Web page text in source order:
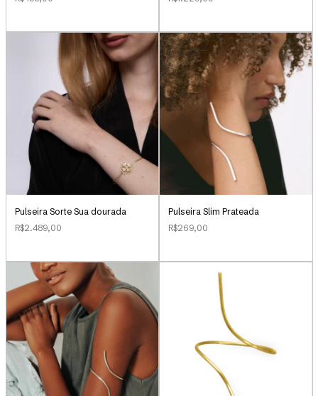
Pulseira Sorte Sua dourada
R$2.489,00
Pulseira Slim Prateada
R$269,00